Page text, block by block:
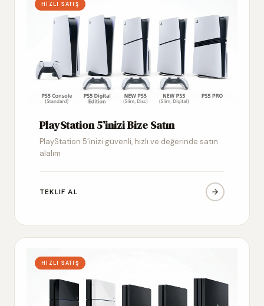
HIZLI SATIŞ
PlayStation 5’inizi Bize Satın
PlayStation 5’inizi güvenli, hızlı ve değerinde satın
alalım
TEKLIF AL
HIZLI SATIŞ